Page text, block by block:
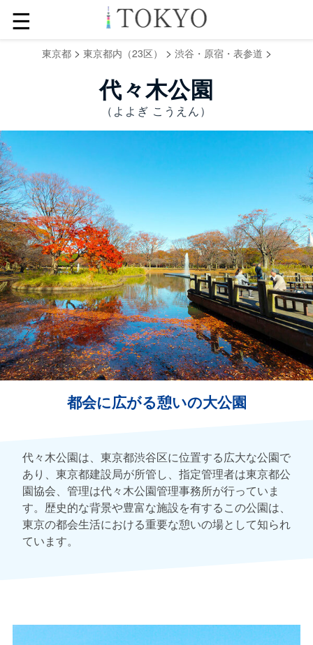
☰
東京都> 東京都内（23区） > 渋谷・原宿・表参道 >
代々木公園
（よよぎ こうえん）
都会に広がる憩いの大公園
代々木公園は、東京都渋谷区に位置する広大な公園で
あり、東京都建設局が所管し、指定管理者は東京都公
園協会、管理は代々木公園管理事務所が行っていま
す。歴史的な背景や豊富な施設を有するこの公園は、
東京の都会生活における重要な憩いの場として知られ
ています。